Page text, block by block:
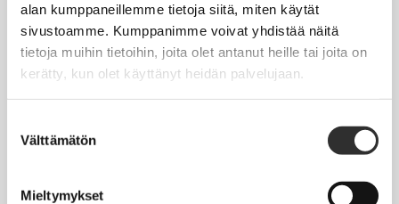
alan kumppaneillemme tietoja siitä, miten käytät
sivustoamme. Kumppanimme voivat yhdistää näitä
tietoja muihin tietoihin, joita olet antanut heille tai joita on
kerätty, kun olet käyttänyt heidän palvelujaan.
valinta
Välttämätön
Mieltymykset
Matkalaskut
AJANKOHTAISTA